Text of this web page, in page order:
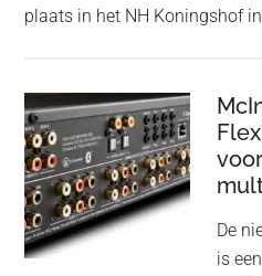
titanium
Adaptive
noise
cancelling
plaats in het NH Koningshof
De
is